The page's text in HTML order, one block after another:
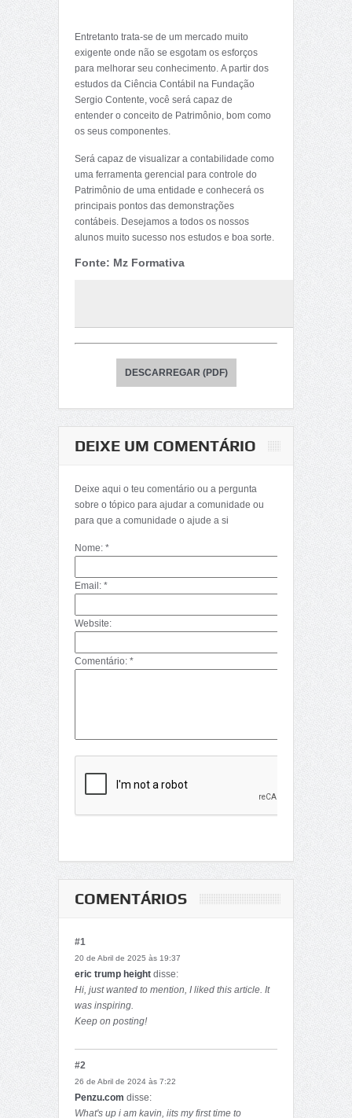
Entretanto trata-se de um mercado muito
exigente onde não se esgotam os esforços
para melhorar seu conhecimento. A partir dos
estudos da Ciência Contábil na Fundação
Sergio Contente, você será capaz de
entender o conceito de Patrimônio, bom como
os seus componentes.
Será capaz de visualizar a contabilidade como
uma ferramenta gerencial para controle do
Patrimônio de uma entidade e conhecerá os
principais pontos das demonstrações
contábeis. Desejamos a todos os nossos
alunos muito sucesso nos estudos e boa sorte.
Fonte: Mz Formativa
DESCARREGAR (PDF)
DEIXE UM COMENTÁRIO
Deixe aqui o teu comentário ou a pergunta
sobre o tópico para ajudar a comunidade ou
para que a comunidade o ajude a si
Nome: *
Email: *
Website:
Comentário: *
COMENTÁRIOS
#1
20 de Abril de 2025 às 19:37
eric trump height disse:
Hi, just wanted to mention, I liked this article. It
was inspiring.
Keep on posting!
#2
26 de Abril de 2024 às 7:22
Penzu.com disse:
What's up i am kavin, iits my first time to